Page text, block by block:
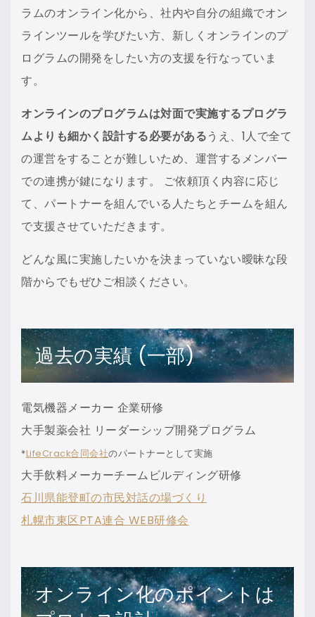
ラムのオンライン化から、社内や自分の組織でオン
ラインツールを学びたい方、新しくオンラインのプ
ログラムの開発をしたい方の支援を行なっていま
す。
オンラインのプログラムは対面で実施するプログラ
ムよりも細かく設計する必要があるうえ、1人で全て
の運営をすることが難しいため、運営するメンバー
での連携が鍵になります。 ご依頼頂く内容に応じ
て、パートナーを組んでいる人たちとチームを組ん
で支援させていただきます。
どんな風に実施したいかを決まっていない曖昧な段
階からでもぜひご相談ください。
過去の実績 (一部)
電気機器メーカー 企業研修
大手製薬会社 リーダーシップ開発プログラム
*LifeCrack合同会社のパートナーとして実施
大手飲料メーカーチームビルディング研修
石川県能登町の市民対話の場づくり
札幌市東区PTA連合 WEB研修会
オンライン化のポイントは